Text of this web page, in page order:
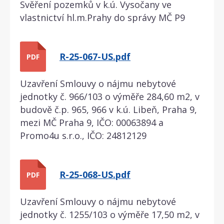
Svěření pozemků v k.ú. Vysočany ve
vlastnictví hl.m.Prahy do správy MČ P9
PDF R-25-067-US.pdf
Uzavření Smlouvy o nájmu nebytové
jednotky č. 966/103 o výměře 284,60 m2, v
budově č.p. 965, 966 v k.ú. Libeň, Praha 9,
mezi MČ Praha 9, IČO: 00063894 a
Promo4u s.r.o., IČO: 24812129
PDF R-25-068-US.pdf
Uzavření Smlouvy o nájmu nebytové
jednotky č. 1255/103 o výměře 17,50 m2, v